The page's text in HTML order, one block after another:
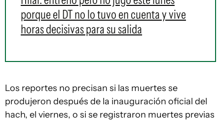
porque el DT no lo tuvo en cuenta y vive
horas decisivas para su salida
Los reportes no precisan si las muertes se
produjeron después de la inauguración oficial del
hach, el viernes, o si se registraron muertes previas